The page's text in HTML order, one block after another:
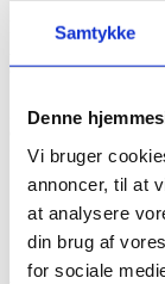
Samtykke
Denne
Vi bruger
annoncer, til at
at analysere
din brug af
for sociale
Men medgomule
Appen sender
og andre relevante
gomule sørger for,
dobbelte
flyttepapirerne.
Ofte
(FAQ)